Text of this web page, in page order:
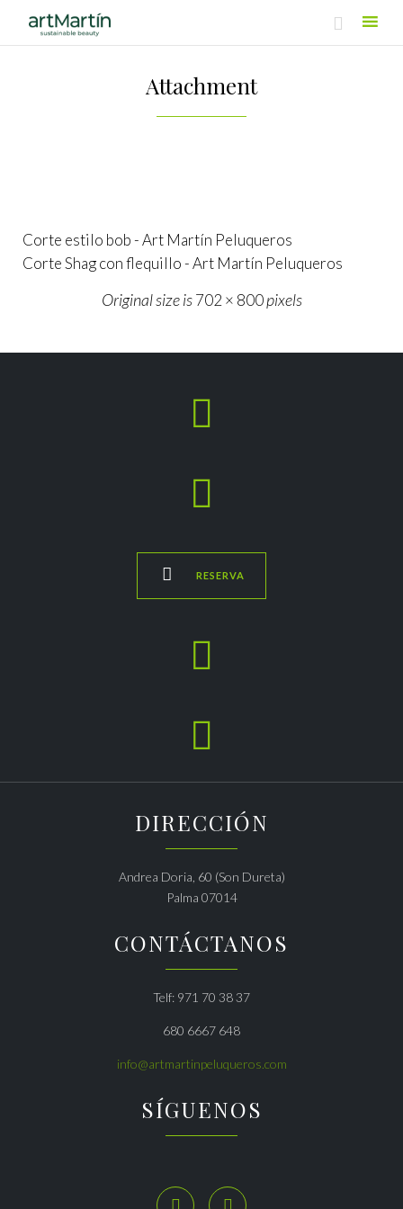

Attachment
Corte estilo bob - Art Martín Peluqueros
Corte Shag con flequillo - Art Martín Peluqueros
Original size is702 × 800pixels


 RESERVA


DIRECCIÓN
Andrea Doria, 60 (Son Dureta)
Palma 07014
CONTÁCTANOS
Telf: 971 70 38 37
680 6667 648
info@artmartinpeluqueros.com
SÍGUENOS
 